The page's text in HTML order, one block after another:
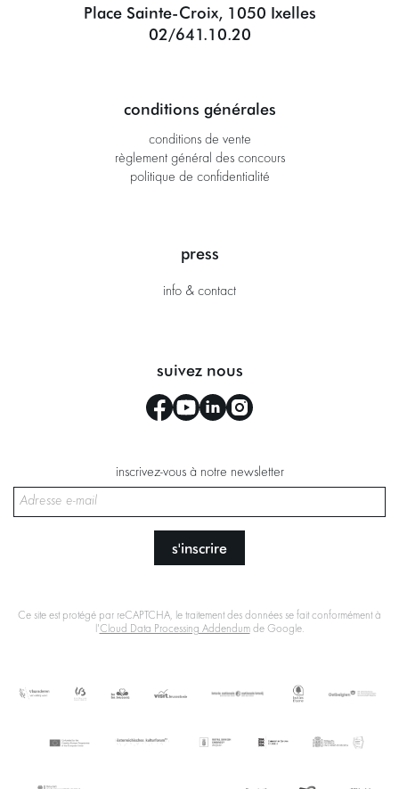
Place Sainte-Croix, 1050 Ixelles
02/641.10.20
conditions générales
conditions de vente
règlement général des concours
politique de confidentialité
press
info & contact
suivez nous
inscrivez-vous à notre newsletter
s'inscrire
Ce site est protégé par reCAPTCHA, le traitement des données se fait conformément à
l'Cloud Data Processing Addendumde Google.